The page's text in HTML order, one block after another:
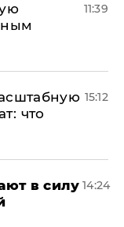
11:39
что
15:12
в силу 14:24